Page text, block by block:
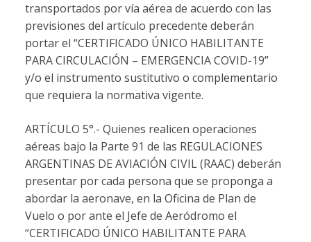
transportados por vía aérea de acuerdo con las
previsiones del artículo precedente deberán
portar el “CERTIFICADO ÚNICO HABILITANTE
PARA CIRCULACIÓN – EMERGENCIA COVID-19”
y/o el instrumento sustitutivo o complementario
que requiera la normativa vigente.
ARTÍCULO 5°.- Quienes realicen operaciones
aéreas bajo la Parte 91 de las REGULACIONES
ARGENTINAS DE AVIACIÓN CIVIL (RAAC) deberán
presentar por cada persona que se proponga a
abordar la aeronave, en la Oficina de Plan de
Vuelo o por ante el Jefe de Aeródromo el
“CERTIFICADO ÚNICO HABILITANTE PARA